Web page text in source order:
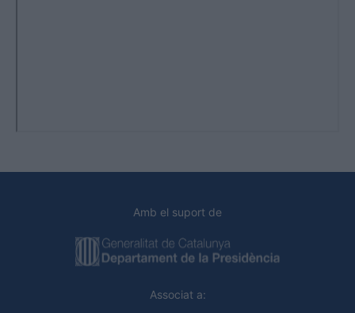
Amb el suport de
Associat a: